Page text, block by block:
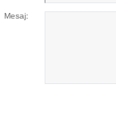
Mesaj: